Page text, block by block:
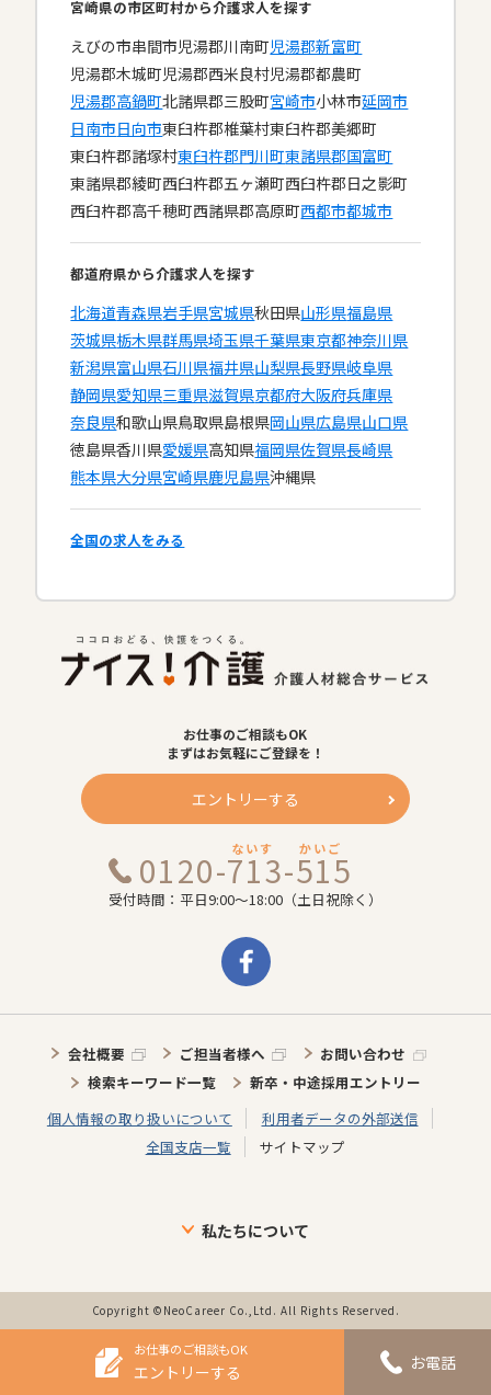
宮崎県の市区町村から介護求人を探す
えびの市串間市児湯郡川南町児湯郡新富町
児湯郡木城町児湯郡西米良村児湯郡都農町
児湯郡高鍋町北諸県郡三股町宮崎市小林市延岡市
日南市日向市東臼杵郡椎葉村東臼杵郡美郷町
東臼杵郡諸塚村東臼杵郡門川町東諸県郡国富町
東諸県郡綾町西臼杵郡五ヶ瀬町西臼杵郡日之影町
西臼杵郡高千穂町西諸県郡高原町西都市都城市
都道府県から介護求人を探す
北海道青森県岩手県宮城県秋田県山形県福島県
茨城県栃木県群馬県埼玉県千葉県東京都神奈川県
新潟県富山県石川県福井県山梨県長野県岐阜県
静岡県愛知県三重県滋賀県京都府大阪府兵庫県
奈良県和歌山県鳥取県島根県岡山県広島県山口県
徳島県香川県愛媛県高知県福岡県佐賀県長崎県
熊本県大分県宮崎県鹿児島県沖縄県
全国の求人をみる
お仕事のご相談もOK
まずはお気軽にご登録を！
エントリーする
0120-713-515
ないす かいご
受付時間：平日9:00～18:00（土日祝除く）
会社概要 ご担当者様へ
お問い合わせ
検索キーワード一覧
新卒・中途採用エントリー
個人情報の取り扱いについて
利用者データの外部送信
全国支店一覧
サイトマップ
私たちについて
介護スタッフに向けた取り組み
インタビュー 事業の歩み・特徴
Copyright ©NeoCareer Co.,Ltd. All Rights Reserved.
お仕事のご相談もOK
エントリーする お電話